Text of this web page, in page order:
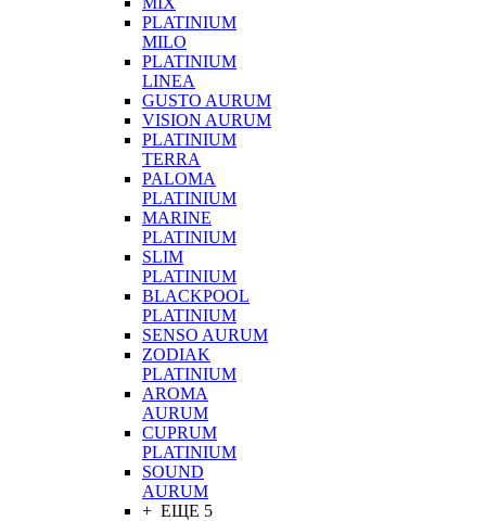
PLATINIUM
MILO
PLATINIUM
LINEA
GUSTO AURUM
VISION AURUM
PLATINIUM
TERRA
PALOMA
PLATINIUM
MARINE
PLATINIUM
SLIM
PLATINIUM
BLACKPOOL
PLATINIUM
SENSO AURUM
ZODIAK
PLATINIUM
AROMA
AURUM
CUPRUM
PLATINIUM
SOUND
AURUM
+ ЕЩЕ 5